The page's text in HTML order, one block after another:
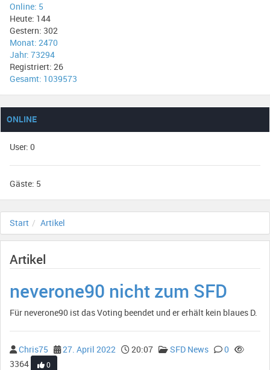
Online: 5
Heute: 144
Gestern: 302
Monat: 2470
Jahr: 73294
Registriert: 26
Gesamt: 1039573
ONLINE
User: 0
Gäste: 5
Start Artikel
Artikel
neverone90 nicht zum SFD
Für neverone90 ist das Voting beendet und er erhält kein blaues D.
Chris75 27. April 2022 20:07 SFD News
0
3364
0